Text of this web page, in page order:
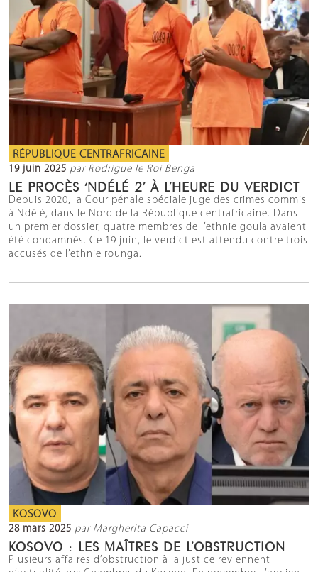
RÉPUBLIQUE CENTRAFRICAINE
19 juin 2025 par Rodrigue le Roi Benga
LE PROCÈS ‘NDÉLÉ 2’ À L’HEURE DU VERDICT
Depuis 2020, la Cour pénale spéciale juge des crimes commis
à Ndélé, dans le Nord de la République centrafricaine. Dans
un premier dossier, quatre membres de l’ethnie goula avaient
été condamnés. Ce 19 juin, le verdict est attendu contre trois
accusés de l’ethnie rounga.
KOSOVO
28 mars 2025 par Margherita Capacci
KOSOVO : LES MAÎTRES DE L’OBSTRUCTION
Plusieurs affaires d’obstruction à la justice reviennent